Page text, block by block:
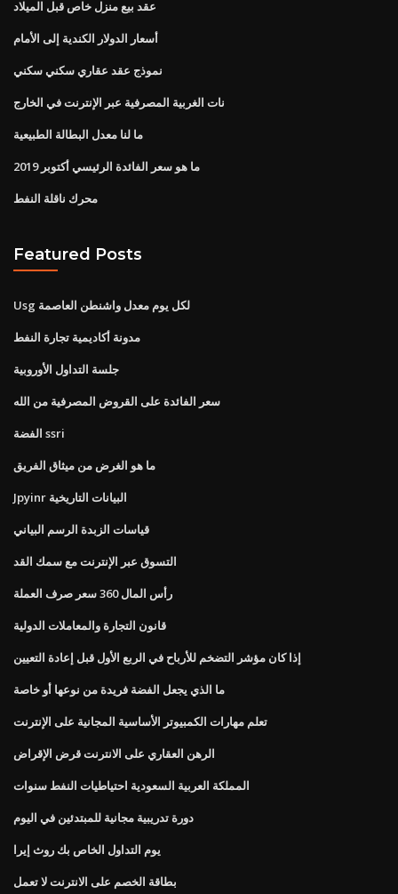
عقد بيع منزل خاص قبل الميلاد
أسعار الدولار الكندية إلى الأمام
نموذج عقد عقاري سكني سكني
نات الغربية المصرفية عبر الإنترنت في الخارج
ما لنا معدل البطالة الطبيعية
ما هو سعر الفائدة الرئيسي أكتوبر 2019
محرك ناقلة النفط
Featured Posts
Usg لكل يوم معدل واشنطن العاصمة
مدونة أكاديمية تجارة النفط
جلسة التداول الأوروبية
سعر الفائدة على القروض المصرفية من الله
الفضة ssri
ما هو الغرض من ميثاق الفريق
Jpyinr البيانات التاريخية
قياسات الزبدة الرسم البياني
التسوق عبر الإنترنت مع سمك القد
رأس المال 360 سعر صرف العملة
قانون التجارة والمعاملات الدولية
إذا كان مؤشر التضخم للأرباح في الربع الأول قبل إعادة التعيين
ما الذي يجعل الفضة فريدة من نوعها أو خاصة
تعلم مهارات الكمبيوتر الأساسية المجانية على الإنترنت
الرهن العقاري على الانترنت قرض الإقراض
المملكة العربية السعودية احتياطيات النفط سنوات
دورة تدريبية مجانية للمبتدئين في اليوم
يوم التداول الخاص بك روث إيرا
بطاقة الخصم على الانترنت لا تعمل